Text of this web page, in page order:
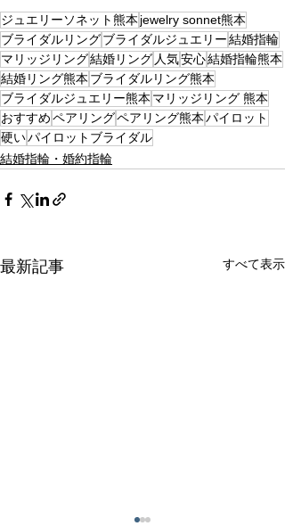
ジュエリーソネット熊本 jewelry sonnet熊本
ブライダルリングブライダルジュエリー結婚指輪
マリッジリング結婚リング 人気安心結婚指輪熊本
結婚リング熊本 ブライダルリング熊本
ブライダルジュエリー熊本 マリッジリング 熊本
おすすめペアリングペアリング熊本パイロット
硬いパイロットブライダル
結婚指輪・婚約指輪
最新記事 すべて表示